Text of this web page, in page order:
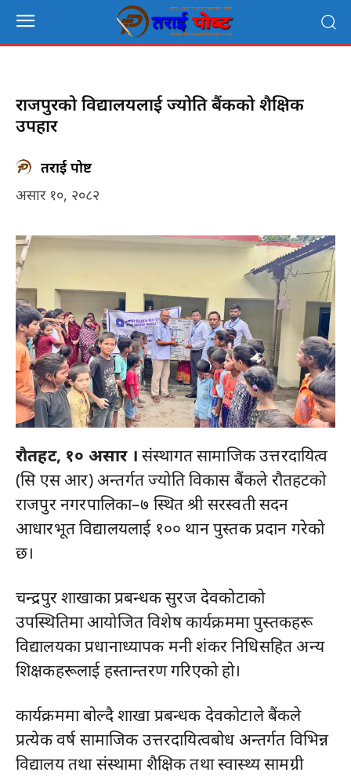
राजपुरको विद्यालयलाई ज्योति बैंकको शैक्षिक
उपहार
तराई पोष्ट
असार १०, २०८२
रौतहट, १० असार । संस्थागत सामाजिक उत्तरदायित्व
(सि एस आर) अन्तर्गत ज्योति विकास बैंकले रौतहटको
राजपुर नगरपालिका–७ स्थित श्री सरस्वती सदन
आधारभूत विद्यालयलाई १०० थान पुस्तक प्रदान गरेको
छ।
चन्द्रपुर शाखाका प्रबन्धक सुरज देवकोटाको
उपस्थितिमा आयोजित विशेष कार्यक्रममा पुस्तकहरू
विद्यालयका प्रधानाध्यापक मनी शंकर निधिसहित अन्य
शिक्षकहरूलाई हस्तान्तरण गरिएको हो।
कार्यक्रममा बोल्दै शाखा प्रबन्धक देवकोटाले बैंकले
प्रत्येक वर्ष सामाजिक उत्तरदायित्वबोध अन्तर्गत विभिन्न
विद्यालय तथा संस्थामा शैक्षिक तथा स्वास्थ्य सामग्री